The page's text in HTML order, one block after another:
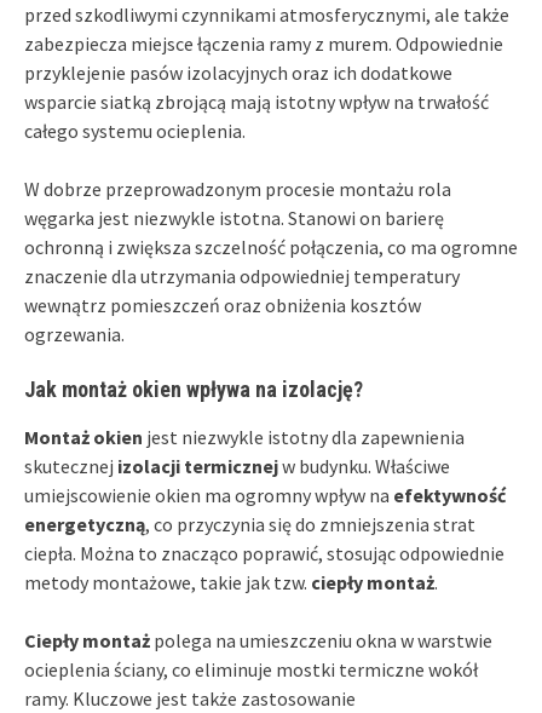
przed szkodliwymi czynnikami atmosferycznymi, ale także
zabezpiecza miejsce łączenia ramy z murem. Odpowiednie
przyklejenie pasów izolacyjnych oraz ich dodatkowe
wsparcie siatką zbrojącą mają istotny wpływ na trwałość
całego systemu ocieplenia.
W dobrze przeprowadzonym procesie montażu rola
węgarka jest niezwykle istotna. Stanowi on barierę
ochronną i zwiększa szczelność połączenia, co ma ogromne
znaczenie dla utrzymania odpowiedniej temperatury
wewnątrz pomieszczeń oraz obniżenia kosztów
ogrzewania.
Jak montaż okien wpływa na izolację?
Montaż okien jest niezwykle istotny dla zapewnienia
skutecznej izolacji termicznejw budynku. Właściwe
umiejscowienie okien ma ogromny wpływ na efektywność
energetyczną, co przyczynia się do zmniejszenia strat
ciepła. Można to znacząco poprawić, stosując odpowiednie
metody montażowe, takie jak tzw. ciepły montaż.
Ciepły montaż polega na umieszczeniu okna w warstwie
ocieplenia ściany, co eliminuje mostki termiczne wokół
ramy. Kluczowe jest także zastosowanie